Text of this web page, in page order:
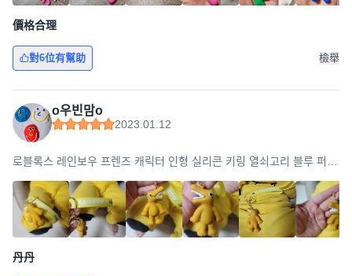
價格合理
對6位有幫助 檢舉
o우빈맘o
2023.01.12
로블록스 레인보우 프렌즈 캐릭터 인형 실리콘 키링 열쇠고리 블루 퍼플
리콘)
丹丹